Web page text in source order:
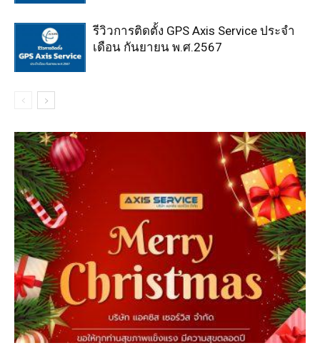
รีวิวการติดตั้ง GPS Axis Service ประจำ
เดือน กันยายน พ.ศ.2567